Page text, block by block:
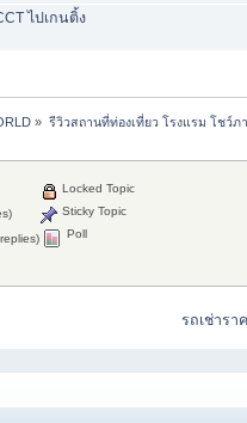
ไปเกนติ้ง
» รีวิวสถานที่ท่องเที่ยว โรงแรม โชว์ภ
Locked Topic
Sticky Topic
Poll
รถเช่าร